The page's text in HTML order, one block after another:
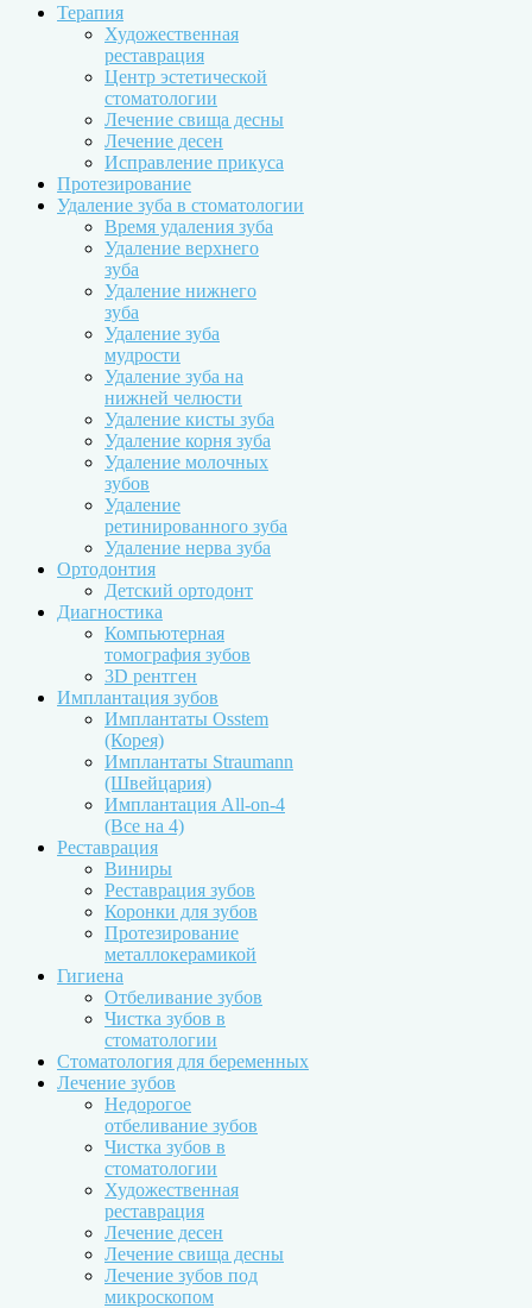
Терапия
Художественная
реставрация
Центр эстетической
стоматологии
Лечение свища десны
Лечение десен
Исправление прикуса
Протезирование
Удаление зуба в стоматологии
Время удаления зуба
Удаление верхнего
зуба
Удаление нижнего
зуба
Удаление зуба
мудрости
Удаление зуба на
нижней челюсти
Удаление кисты зуба
Удаление корня зуба
Удаление молочных
зубов
Удаление
ретинированного зуба
Удаление нерва зуба
Ортодонтия
Детский ортодонт
Диагностика
Компьютерная
томография зубов
3D рентген
Имплантация зубов
Имплантаты Osstem
(Корея)
Имплантаты Straumann
(Швейцария)
Имплантация All-on-4
(Все на 4)
Реставрация
Виниры
Реставрация зубов
Коронки для зубов
Протезирование
металлокерамикой
Гигиена
Отбеливание зубов
Чистка зубов в
стоматологии
Стоматология для беременных
Лечение зубов
Недорогое
отбеливание зубов
Чистка зубов в
стоматологии
Художественная
реставрация
Лечение десен
Лечение свища десны
Лечение зубов под
микроскопом